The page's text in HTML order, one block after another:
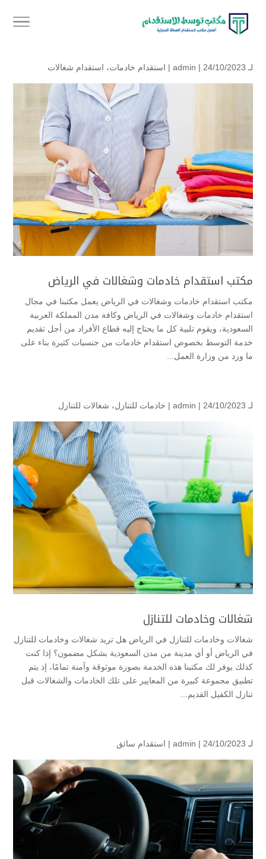
لـ admin | 24/10/2023 | استقدام خادمات، استقدام شغالات
مكتب استقدام خادمات وشغالات في الرياض
مكتب استقدام خادمات وشغالات في الرياض يعمل مكتبنا في مجال
استقدام خادمات وشغالات في الرياض وكافة مدن المملكة العربية
السعودية، ويقوم تلبية كل ما يحتاج إليه قطاع الأفراد من أجل تقديم
خدمة التوسط بخصوص استقدام خادمات من جنسيات كثيرة بناء على
ما ورد من وزارة العمل...
لـ admin | 24/10/2023 | خادمات للتنازل، شغالات للتنازل
شغالات وخادمات للتنازل
شغالات وخادمات للتنازل في الرياض هل تريد شغالات وخادمات للتنازل
في الرياض أو أي مدينة من مدن السعودية بشكل مضمون؟ إذا كنت
كذلك يوفر لك مكتبنا هذه الخدمة بصورة موثوقة وآمنة تمامًا، إذ يتم
تطبيق مجموعة كبيرة من المعايير على تلك الخادمات والشغالات قبل
تنازل الكفيل القديم...
لـ admin | 24/10/2023 | استقدام سائق